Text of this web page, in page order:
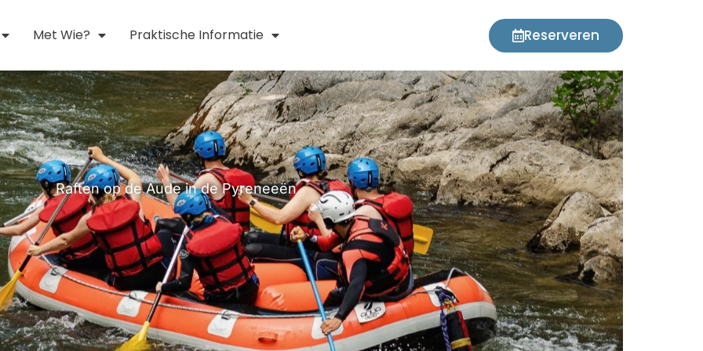
Met Wie? Praktische Informatie Reserveren
Raften op de Aude in de Pyreneeën